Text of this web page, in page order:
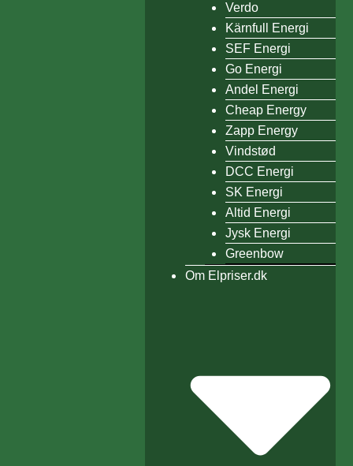
Verdo
Kärnfull Energi
SEF Energi
Go Energi
Andel Energi
Cheap Energy
Zapp Energy
Vindstød
DCC Energi
SK Energi
Altid Energi
Jysk Energi
Greenbow
Om Elpriser.dk